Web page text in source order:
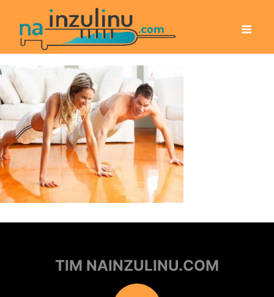
TIM NAINZULINU.COM